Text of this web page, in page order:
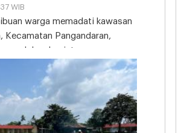
WIB
warga memadati kawasan
Kecamatan Pangandaran,
dalam kegiatan